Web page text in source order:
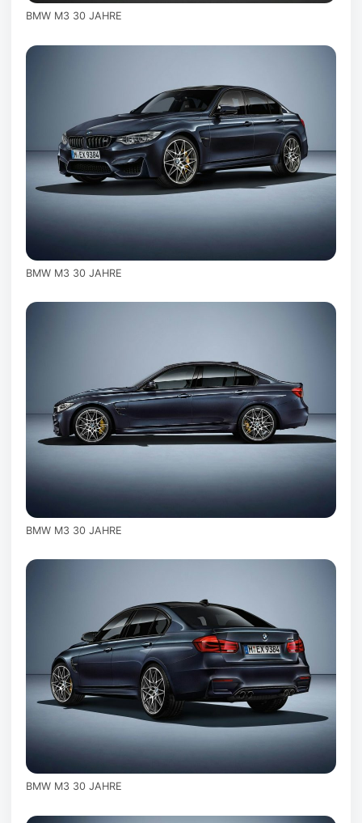
BMW M3 30 JAHRE
BMW M3 30 JAHRE
BMW M3 30 JAHRE
BMW M3 30 JAHRE